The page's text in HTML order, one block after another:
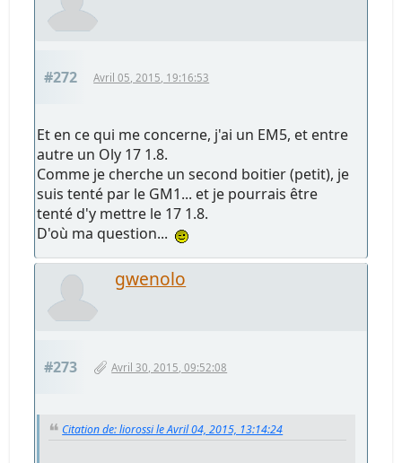
#272 Avril 05, 2015, 19:16:53
Et en ce qui me concerne, j'ai un EM5, et entre
autre un Oly 17 1.8.
Comme je cherche un second boitier (petit), je
suis tenté par le GM1... et je pourrais être
tenté d'y mettre le 17 1.8.
D'où ma question...
gwenolo
#273 Avril 30, 2015, 09:52:08
Citation de: liorossi le Avril 04, 2015, 13:14:24